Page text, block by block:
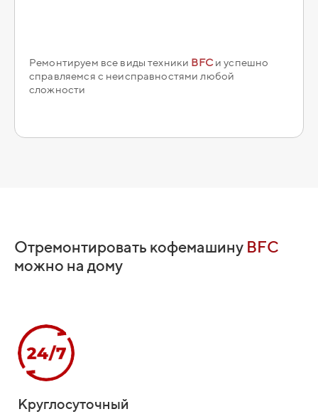
Ремонтируем все виды техники BFCи успешно
справляемся с неисправностями любой
сложности
Отремонтировать кофемашину BFC
можно на дому
Круглосуточный